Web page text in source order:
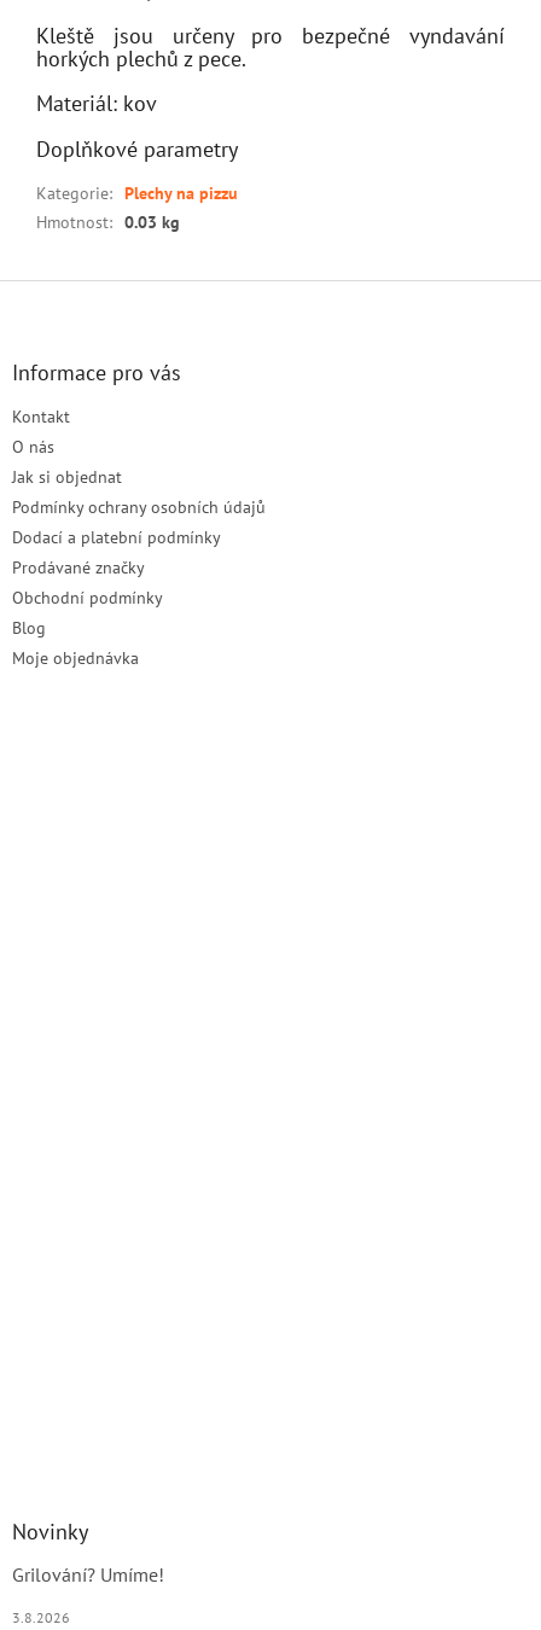
Kleště jsou určeny pro bezpečné vyndavání
horkých plechů z pece.
Materiál: kov
Doplňkové parametry
Kategorie: Plechy na pizzu
Hmotnost: 0.03 kg
Informace pro vás
Kontakt
O nás
Jak si objednat
Podmínky ochrany osobních údajů
Dodací a platební podmínky
Prodávané značky
Obchodní podmínky
Blog
Moje objednávka
Novinky
Grilování? Umíme!
3.8.2026